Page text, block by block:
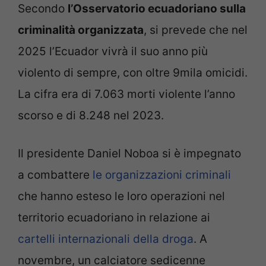
Secondo l’Osservatorio ecuadoriano sulla
criminalità organizzata, si prevede che nel
2025 l’Ecuador vivrà il suo anno più
violento di sempre, con oltre 9mila omicidi.
La cifra era di 7.063 morti violente l’anno
scorso e di 8.248 nel 2023.
Il presidente Daniel Noboa si è impegnato
a combattere le organizzazioni criminali
che hanno esteso le loro operazioni nel
territorio ecuadoriano in relazione ai
cartelli internazionali della droga. A
novembre, un calciatore sedicenne